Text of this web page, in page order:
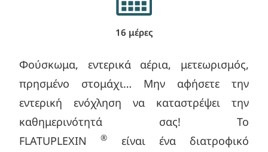
16 μέρες
Φούσκωμα, εντερικά αέρια, μετεωρισμός,
πρησμένο στομάχι… Μην αφήσετε την
εντερική ενόχληση να καταστρέψει την
καθημερινότητά σας! Το
FLATUPLEXIN®
είναι ένα διατροφικό